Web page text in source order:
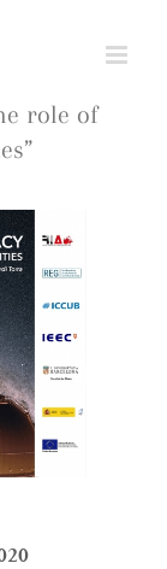
role of